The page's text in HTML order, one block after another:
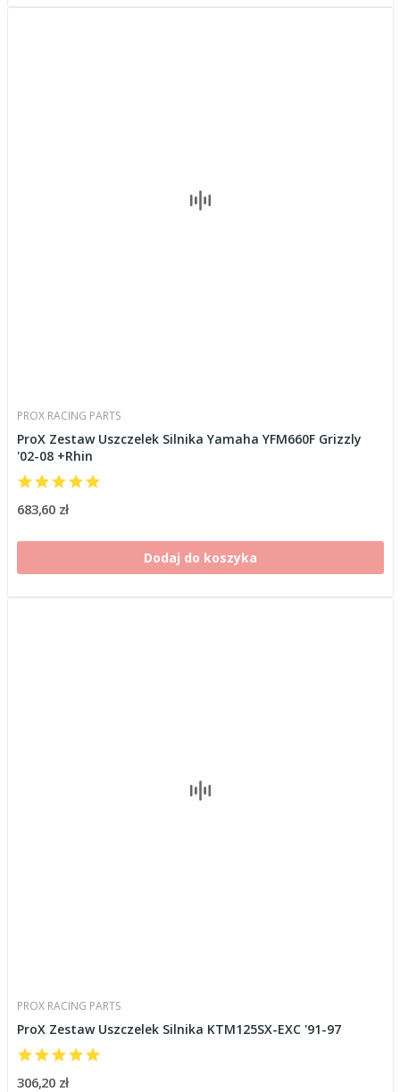
PROX RACING PARTS
ProX Zestaw Uszczelek Silnika Yamaha YFM660F Grizzly
'02-08 +Rhin
683,60 zł
Dodaj do koszyka
PROX RACING PARTS
ProX Zestaw Uszczelek Silnika KTM125SX-EXC '91-97
306,20 zł